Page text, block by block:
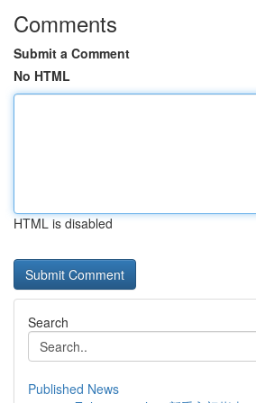
Comments
Submit a Comment
No HTML
HTML is disabled
Search
Published News